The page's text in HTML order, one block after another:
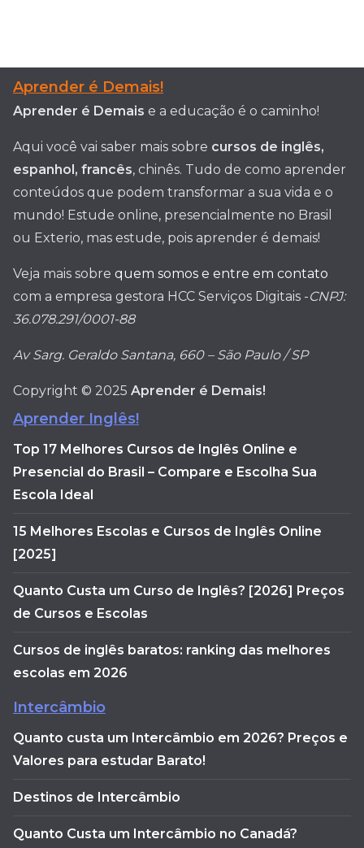
Aprender é Demais!
Aprender é Demais e a educação é o caminho!
Aqui você vai saber mais sobre cursos de inglês,
espanhol, francês, chinês. Tudo de como aprender
conteúdos que podem transformar a sua vida e o
mundo! Estude online, presencialmente no Brasil
ou Exterio, mas estude, pois aprender é demais!
Veja mais sobre quem somos e entre em contato
com a empresa gestora HCC Serviços Digitais -CNPJ:
36.078.291/0001-88
Av Sarg. Geraldo Santana, 660 – São Paulo / SP
Copyright © 2025 Aprender é Demais!
Aprender Inglês!
Top 17 Melhores Cursos de Inglês Online e
Presencial do Brasil – Compare e Escolha Sua
Escola Ideal
15 Melhores Escolas e Cursos de Inglês Online
[2025]
Quanto Custa um Curso de Inglês? [2026] Preços
de Cursos e Escolas
Cursos de inglês baratos: ranking das melhores
escolas em 2026
Intercâmbio
Quanto custa um Intercâmbio em 2026? Preços e
Valores para estudar Barato!
Destinos de Intercâmbio
Quanto Custa um Intercâmbio no Canadá?